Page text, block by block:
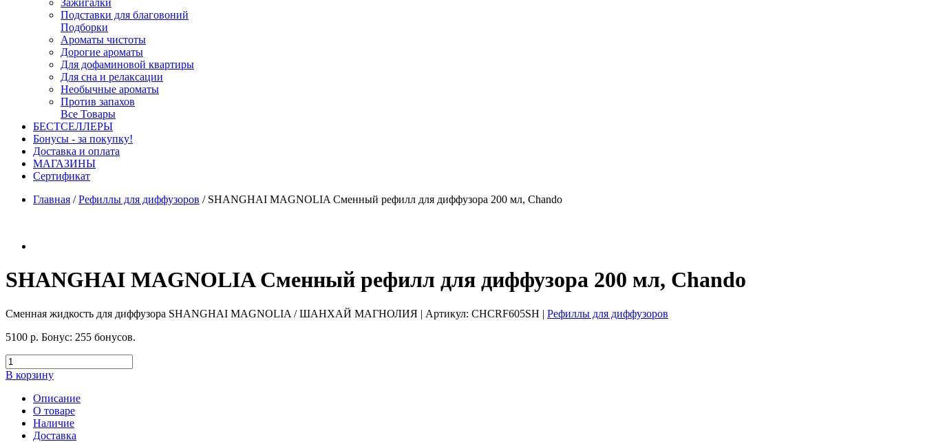
Зажигалки
Подставки для благовоний
Подборки
Ароматы чистоты
Дорогие ароматы
Для дофаминовой квартиры
Для сна и релаксации
Необычные ароматы
Против запахов
Все Товары
БЕСТСЕЛЛЕРЫ
Бонусы - за покупку!
Доставка и оплата
МАГАЗИНЫ
Cертификат
Главная /Рефиллы для диффузоров / SHANGHAI MAGNOLIA Сменный рефилл для диффузора 200 мл, Chando
SHANGHAI MAGNOLIA Сменный рефилл для диффузора 200 мл, Chando
Сменная жидкость для диффузора SHANGHAI MAGNOLIA / ШАНХАЙ МАГНОЛИЯ | Артикул: CHCRF605SH | Рефиллы для диффузоров
5100 р. Бонус: 255 бонусов.
В корзину
Описание
О товаре
Наличие
Доставка